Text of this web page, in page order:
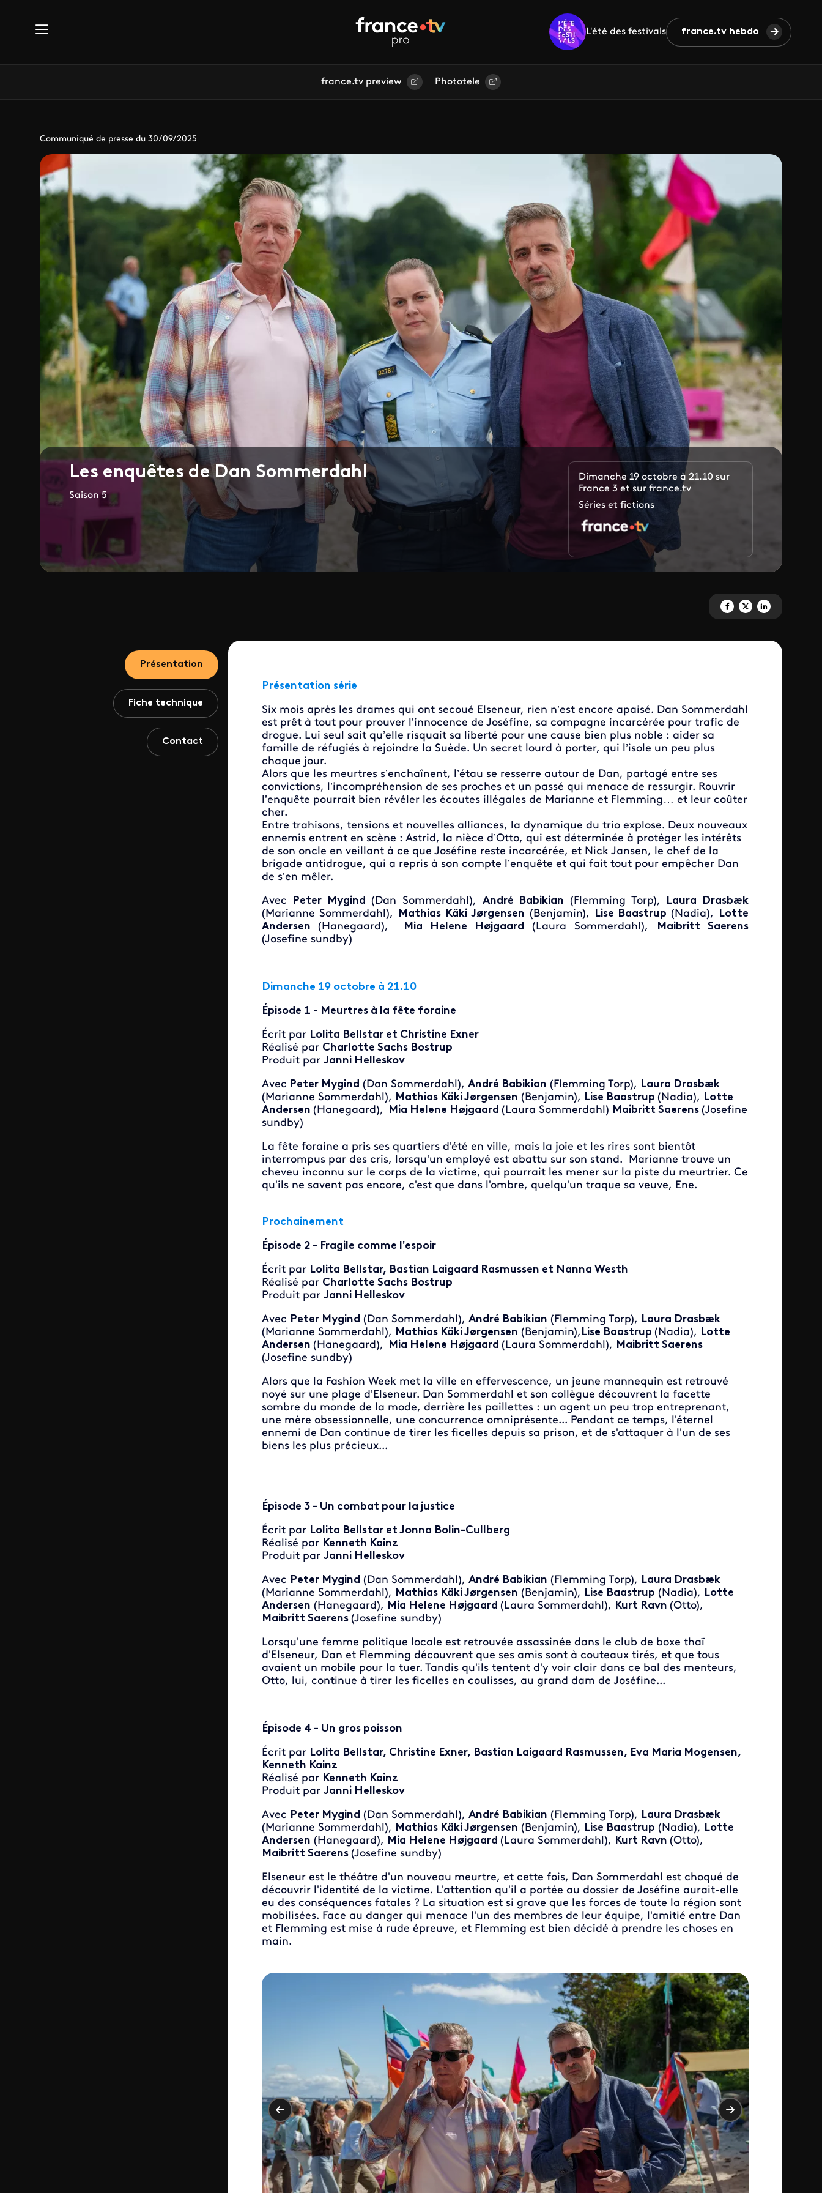
L'été des festivals france.tv hebdo
france.tv preview Phototele
Communiqué de presse du 30/09/2025
Les enquêtes de Dan Sommerdahl
Saison 5
Dimanche 19 octobre à 21.10 sur
France 3 et sur france.tv
Séries et fictions
Partagez 'Les enquêtes de
Partagez 'Les enquêtes
Partagez 'Les
Présentation
Fiche technique
Contact
Présentation série
Six mois après les drames qui ont secoué Elseneur, rien n’est encore apaisé. Dan Sommerdahl
est prêt à tout pour prouver l’innocence de Joséfine, sa compagne incarcérée pour trafic de
drogue. Lui seul sait qu’elle risquait sa liberté pour une cause bien plus noble : aider sa
famille de réfugiés à rejoindre la Suède. Un secret lourd à porter, qui l’isole un peu plus
chaque jour.
Alors que les meurtres s’enchaînent, l’étau se resserre autour de Dan, partagé entre ses
convictions, l’incompréhension de ses proches et un passé qui menace de ressurgir. Rouvrir
l’enquête pourrait bien révéler les écoutes illégales de Marianne et Flemming… et leur coûter
cher.
Entre trahisons, tensions et nouvelles alliances, la dynamique du trio explose. Deux nouveaux
ennemis entrent en scène : Astrid, la nièce d’Otto, qui est déterminée à protéger les intérêts
de son oncle en veillant à ce que Joséfine reste incarcérée, et Nick Jansen, le chef de la
brigade antidrogue, qui a repris à son compte l’enquête et qui fait tout pour empêcher Dan
de s’en mêler.
Avec Peter Mygind (Dan Sommerdahl), André Babikian (Flemming Torp), Laura Drasbæk
(Marianne Sommerdahl), Mathias Käki Jørgensen (Benjamin), Lise Baastrup(Nadia),
Lotte
Andersen (Hanegaard), Mia Helene Højgaard (Laura Sommerdahl),
Maibritt Saerens
(Josefine sundby)
Dimanche 19 octobre à 21.10
Épisode 1 - Meurtres à la fête foraine
Écrit par Lolita Bellstar et Christine Exner
Réalisé par Charlotte Sachs Bostrup
Produit par Janni Helleskov
Avec Peter Mygind (Dan Sommerdahl), André Babikian (Flemming Torp), Laura Drasbæk
(Marianne Sommerdahl), Mathias Käki Jørgensen (Benjamin), Lise Baastrup (Nadia), Lotte
Andersen (Hanegaard), Mia Helene Højgaard (Laura Sommerdahl) Maibritt Saerens (Josefine
sundby)
La fête foraine a pris ses quartiers d'été en ville, mais la joie et les rires sont bientôt
interrompus par des cris, lorsqu'un employé est abattu sur son stand. Marianne trouve un
cheveu inconnu sur le corps de la victime, qui pourrait les mener sur la piste du meurtrier. Ce
qu'ils ne savent pas encore, c'est que dans l'ombre, quelqu'un traque sa veuve, Ene.
Prochainement
Épisode 2 - Fragile comme l'espoir
Écrit par Lolita Bellstar, Bastian Laigaard Rasmussen et Nanna Westh
Réalisé par Charlotte Sachs Bostrup
Produit par Janni Helleskov
Avec Peter Mygind (Dan Sommerdahl), André Babikian (Flemming Torp), Laura Drasbæk
(Marianne Sommerdahl), Mathias Käki Jørgensen (Benjamin), Lise Baastrup (Nadia), Lotte
Andersen (Hanegaard), Mia Helene Højgaard (Laura Sommerdahl), Maibritt Saerens
(Josefine sundby)
Alors que la Fashion Week met la ville en effervescence, un jeune mannequin est retrouvé
noyé sur une plage d'Elseneur. Dan Sommerdahl et son collègue découvrent la facette
sombre du monde de la mode, derrière les paillettes : un agent un peu trop entreprenant,
une mère obsessionnelle, une concurrence omniprésente... Pendant ce temps, l'éternel
ennemi de Dan continue de tirer les ficelles depuis sa prison, et de s'attaquer à l'un de ses
biens les plus précieux...
Épisode 3 - Un combat pour la justice
Écrit par Lolita Bellstar et Jonna Bolin-Cullberg
Réalisé par Kenneth Kainz
Produit par Janni Helleskov
Avec Peter Mygind (Dan Sommerdahl), André Babikian (Flemming Torp), Laura Drasbæk
(Marianne Sommerdahl), Mathias Käki Jørgensen (Benjamin), Lise Baastrup (Nadia), Lotte
Andersen (Hanegaard), Mia Helene Højgaard (Laura Sommerdahl), Kurt Ravn (Otto),
Maibritt Saerens (Josefine sundby)
Lorsqu'une femme politique locale est retrouvée assassinée dans le club de boxe thaï
d'Elseneur, Dan et Flemming découvrent que ses amis sont à couteaux tirés, et que tous
avaient un mobile pour la tuer. Tandis qu'ils tentent d'y voir clair dans ce bal des menteurs,
Otto, lui, continue à tirer les ficelles en coulisses, au grand dam de Joséfine...
Épisode 4 - Un gros poisson
Écrit par Lolita Bellstar, Christine Exner, Bastian Laigaard Rasmussen, Eva Maria Mogensen,
Kenneth Kainz
Réalisé par Kenneth Kainz
Produit par Janni Helleskov
Avec Peter Mygind (Dan Sommerdahl), André Babikian (Flemming Torp), Laura Drasbæk
(Marianne Sommerdahl), Mathias Käki Jørgensen (Benjamin), Lise Baastrup (Nadia), Lotte
Andersen (Hanegaard), Mia Helene Højgaard (Laura Sommerdahl), Kurt Ravn (Otto),
Maibritt Saerens (Josefine sundby)
Elseneur est le théâtre d'un nouveau meurtre, et cette fois, Dan Sommerdahl est choqué de
découvrir l'identité de la victime. L'attention qu'il a portée au dossier de Joséfine aurait-elle
eu des conséquences fatales ? La situation est si grave que les forces de toute la région sont
mobilisées. Face au danger qui menace l'un des membres de leur équipe, l'amitié entre Dan
et Flemming est mise à rude épreuve, et Flemming est bien décidé à prendre les choses en
main.